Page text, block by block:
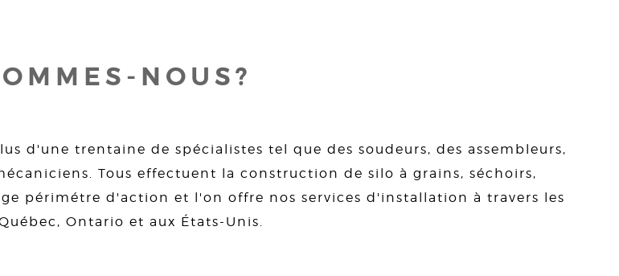
NOUS?
d'une trentaine de spécialistes tel que des soudeurs, des assembleurs,
Tous effectuent la construction de silo à grains, séchoirs,
périmétre d'action et l'on offre nos services d'installation à travers les
Ontario et aux États-Unis.